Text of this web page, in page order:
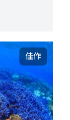
佳作